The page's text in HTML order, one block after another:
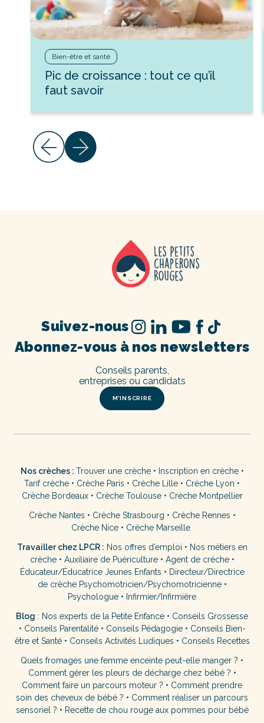
Bien-être et santé
Pic de croissance : tout ce qu’il
faut savoir
Abonnez-vous à nos newsletters
M’INSCRIRE
Conseils parents,
entreprises ou candidats
Suivez-nous
Nos crèches : Trouver une crèche• Inscription en crèche•
Tarif crèche • Crèche Paris • Crèche Lille • Crèche Lyon •
Crèche Bordeaux• Crèche Toulouse• Crèche Montpellier
Crèche Nantes • Crèche Strasbourg • Crèche Rennes •
Crèche Nice • Crèche Marseille
Travailler chez LPCR : Nos offres d’emploi • Nos métiers en
crèche• Auxiliaire de Puériculture• Agent de crèche•
Éducateur/Éducatrice Jeunes Enfants • Directeur/Directrice
de crèche Psychomotricien/Psychomotricienne•
Psychologue • Infirmier/Infirmière
Blog : Nos experts de la Petite Enfance • Conseils Grossesse
• Conseils Parentalité• Conseils Pédagogie• Conseils Bien-
être et Santé• Conseils Activités Ludiques • Conseils Recettes
Quels fromages une femme enceinte peut-elle manger ? •
Comment gérer les pleurs de décharge chez bébé ? •
Comment faire un parcours moteur ? • Comment prendre
soin des cheveux de bébé ? • Comment réaliser un parcours
sensoriel ? • Recette de chou rouge aux pommes pour bébé